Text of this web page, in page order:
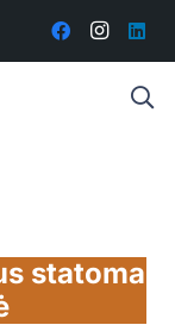
statoma